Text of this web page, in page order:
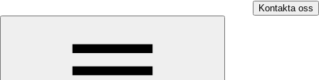
Kontakta oss